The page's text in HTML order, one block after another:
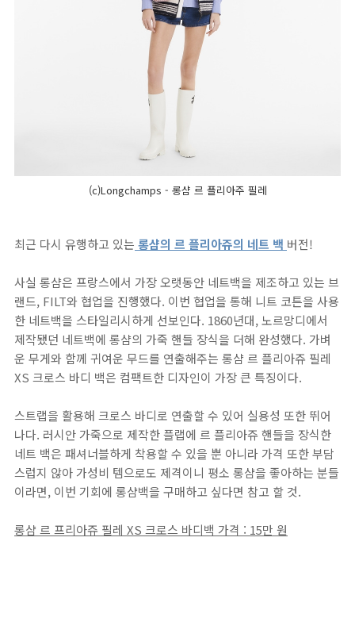
(c)Longchamps - 롱샴 르 플리아주 필레
최근 다시 유행하고 있는 롱샴의 르 플리아쥬의 네트 백 버전!
사실 롱샴은 프랑스에서 가장 오랫동안 네트백을 제조하고 있는 브
랜드, FILT와 협업을 진행했다. 이번 협업을 통해 니트 코튼을 사용
한 네트백을 스타일리시하게 선보인다. 1860년대, 노르망디에서
제작됐던 네트백에 롱샴의 가죽 핸들 장식을 더해 완성했다. 가벼
운 무게와 함께 귀여운 무드를 연출해주는 롱샴 르 플리아쥬 필레
XS 크로스 바디 백은 컴팩트한 디자인이 가장 큰 특징이다.
스트랩을 활용해 크로스 바디로 연출할 수 있어 실용성 또한 뛰어
나다. 러시안 가죽으로 제작한 플랩에 르 플리아쥬 핸들을 장식한
네트 백은 패셔너블하게 착용할 수 있을 뿐 아니라 가격 또한 부담
스럽지 않아 가성비 템으로도 제격이니 평소 롱샴을 좋아하는 분들
이라면, 이번 기회에 롱샴백을 구매하고 싶다면 참고 할 것.
롱샴 르 프리아쥬 필레 XS 크로스 바디백 가격 : 15만 원